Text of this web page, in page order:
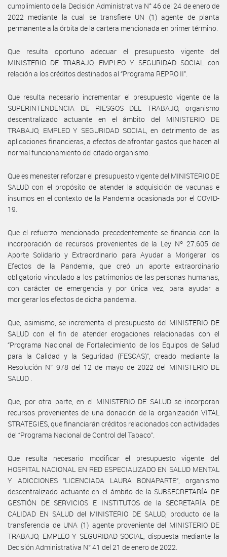
cumplimiento de la Decisión Administrativa N° 46 del 24 de enero de
2022 mediante la cual se transfiere UN (1) agente de planta
permanente a la órbita de la cartera mencionada en primer término.
Que resulta oportuno adecuar el presupuesto vigente del
MINISTERIO DE TRABAJO, EMPLEO Y SEGURIDAD SOCIAL con
relación a los créditos destinados al “Programa REPRO II”.
Que resulta necesario incrementar el presupuesto vigente de la
SUPERINTENDENCIA DE RIESGOS DEL TRABAJO, organismo
descentralizado actuante en el ámbito del MINISTERIO DE
TRABAJO, EMPLEO Y SEGURIDAD SOCIAL, en detrimento de las
aplicaciones financieras, a efectos de afrontar gastos que hacen al
normal funcionamiento del citado organismo.
Que es menester reforzar el presupuesto vigente del MINISTERIO DE
SALUD con el propósito de atender la adquisición de vacunas e
insumos en el contexto de la Pandemia ocasionada por el COVID-
19.
Que el refuerzo mencionado precedentemente se financia con la
incorporación de recursos provenientes de la Ley Nº 27.605 de
Aporte Solidario y Extraordinario para Ayudar a Morigerar los
Efectos de la Pandemia, que creó un aporte extraordinario
obligatorio vinculado a los patrimonios de las personas humanas,
con carácter de emergencia y por única vez, para ayudar a
morigerar los efectos de dicha pandemia.
Que, asimismo, se incrementa el presupuesto del MINISTERIO DE
SALUD con el fin de atender erogaciones relacionadas con el
“Programa Nacional de Fortalecimiento de los Equipos de Salud
para la Calidad y la Seguridad (FESCAS)”, creado mediante la
Resolución N° 978 del 12 de mayo de 2022 del MINISTERIO DE
SALUD .
Que, por otra parte, en el MINISTERIO DE SALUD se incorporan
recursos provenientes de una donación de la organización VITAL
STRATEGIES, que financiarán créditos relacionados con actividades
del “Programa Nacional de Control del Tabaco”.
Que resulta necesario modificar el presupuesto vigente del
HOSPITAL NACIONAL EN RED ESPECIALIZADO EN SALUD MENTAL
Y ADICCIONES “LICENCIADA LAURA BONAPARTE”, organismo
descentralizado actuante en el ámbito de la SUBSECRETARÍA DE
GESTIÓN DE SERVICIOS E INSTITUTOS de la SECRETARÍA DE
CALIDAD EN SALUD del MINISTERIO DE SALUD, producto de la
transferencia de UNA (1) agente proveniente del MINISTERIO DE
TRABAJO, EMPLEO Y SEGURIDAD SOCIAL, dispuesta mediante la
Decisión Administrativa N° 41 del 21 de enero de 2022.